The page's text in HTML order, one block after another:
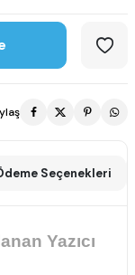
Seçenekleri
Yazıcı